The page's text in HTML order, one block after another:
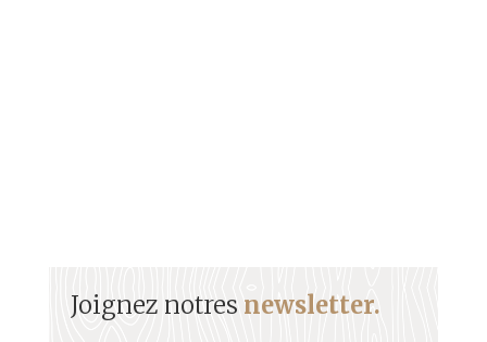
Joignez notres newsletter.